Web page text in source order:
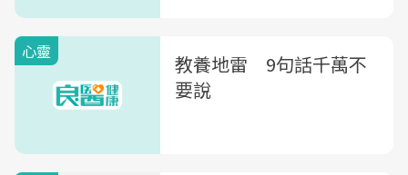
心靈
教養地雷 9句話千萬不
要說